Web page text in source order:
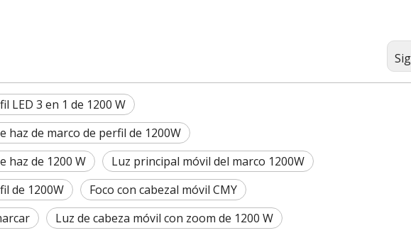
LED 3 en 1 de 1200 W
haz de marco de perfil de 1200W
haz de 1200 W
Luz principal móvil del marco 1200W
de 1200W
Foco con cabezal móvil CMY
Luz de cabeza móvil con zoom de 1200 W